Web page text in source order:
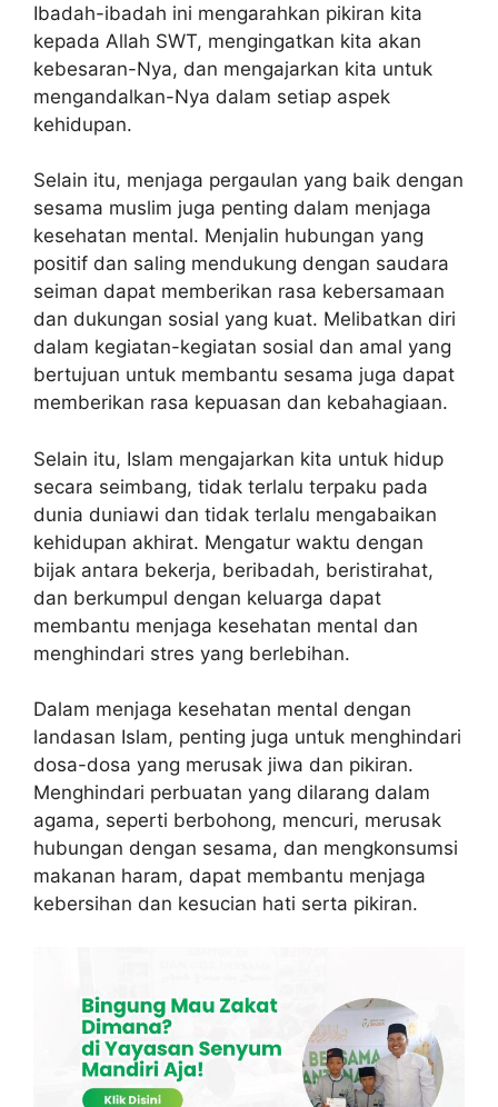
Ibadah-ibadah ini mengarahkan pikiran kita
kepada Allah SWT, mengingatkan kita akan
kebesaran-Nya, dan mengajarkan kita untuk
mengandalkan-Nya dalam setiap aspek
kehidupan.
Selain itu, menjaga pergaulan yang baik dengan
sesama muslim juga penting dalam menjaga
kesehatan mental. Menjalin hubungan yang
positif dan saling mendukung dengan saudara
seiman dapat memberikan rasa kebersamaan
dan dukungan sosial yang kuat. Melibatkan diri
dalam kegiatan-kegiatan sosial dan amal yang
bertujuan untuk membantu sesama juga dapat
memberikan rasa kepuasan dan kebahagiaan.
Selain itu, Islam mengajarkan kita untuk hidup
secara seimbang, tidak terlalu terpaku pada
dunia duniawi dan tidak terlalu mengabaikan
kehidupan akhirat. Mengatur waktu dengan
bijak antara bekerja, beribadah, beristirahat,
dan berkumpul dengan keluarga dapat
membantu menjaga kesehatan mental dan
menghindari stres yang berlebihan.
Dalam menjaga kesehatan mental dengan
landasan Islam, penting juga untuk menghindari
dosa-dosa yang merusak jiwa dan pikiran.
Menghindari perbuatan yang dilarang dalam
agama, seperti berbohong, mencuri, merusak
hubungan dengan sesama, dan mengkonsumsi
makanan haram, dapat membantu menjaga
kebersihan dan kesucian hati serta pikiran.